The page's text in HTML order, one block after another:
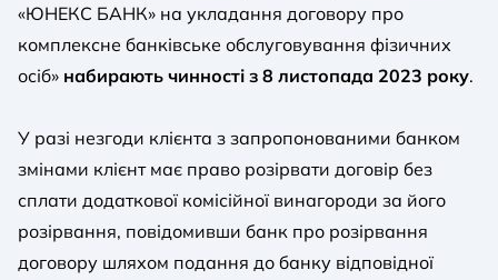
«ЮНЕКС БАНК» на укладання договору про
комплексне банківське обслуговування фізичних
осіб» набирають чинності з 8 листопада 2023 року.
У разі незгоди клієнта з запропонованими банком
змінами клієнт має право розірвати договір без
сплати додаткової комісійної винагороди за його
розірвання, повідомивши банк про розірвання
договору шляхом подання до банку відповідної